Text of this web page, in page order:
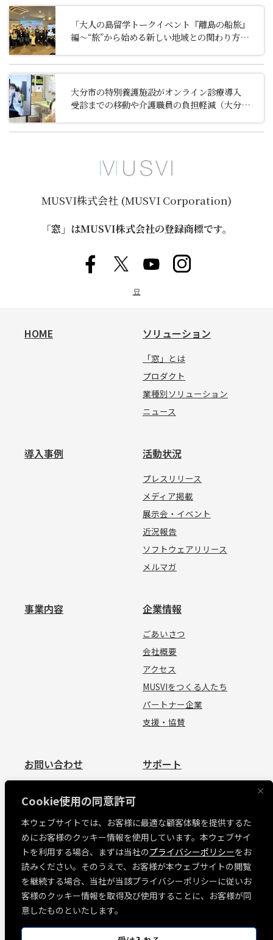
Cookie使用の同意許可
本ウェブサイトでは、お客様に最適な顧客体験を提供するた
めにお客様のクッキー情報を使用しています。本ウェブサイ
トを利用する場合、まずは当社のプライバシーポリシーをお
読みください。そのうえで、お客様が本ウェブサイトの閲覧
を継続する場合、当社が当該プライバシーポリシーに従いお
客様のクッキー情報を取得及び使用することに、お客様が同
意したものといたします。
「大人の島留学トークイベント『離島の船旅』
編～“旅”から始める新しい地域との関わり方～」
大分市の特別養護施設がオンライン診療導入
受診までの移動や介護職員の負担軽減（大分合
MUSVI株式会社 (MUSVI Corporation)
「窓」はMUSVI株式会社の登録商標です。
묘
HOME ソリューション
「窓」とは
プロダクト
業種別ソリューション
ニュース
導入事例 活動状況
プレスリリース
メディア掲載
展示会・イベント
近況報告
ソフトウェアリリース
メルマガ
事業内容 企業情報
ごあいさつ
会社概要
アクセス
MUSVIをつくる人たち
パートナー企業
支援・協賛
お問い合わせ
見積依頼
サポート
お問い合わせ
MUSVI BASE ログイン
ソフトウェアリリース情報
障害・メンテナンス情報
各種規約